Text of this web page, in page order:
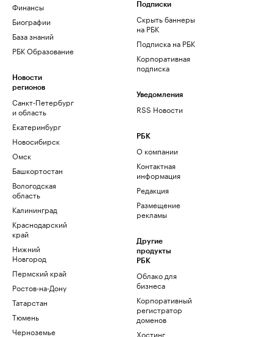
Финансы
Биографии
База знаний
РБК Образование
Новости
регионов
Санкт-Петербург
и область
Екатеринбург
Новосибирск
Омск
Башкортостан
Вологодская
область
Калининград
Краснодарский
край
Нижний
Новгород
Пермский край
Ростов-на-Дону
Татарстан
Тюмень
Черноземье
Подписки
Скрыть баннеры
на РБК
Подписка на РБК
Корпоративная
подписка
Уведомления
RSS Новости
РБК
О компании
Контактная
информация
Редакция
Размещение
рекламы
Другие
продукты
РБК
Облако для
бизнеса
Корпоративный
регистратор
доменов
Хостинг